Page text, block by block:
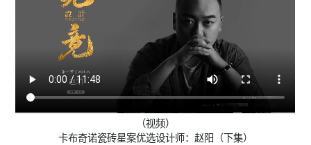
（视频）
卡布奇诺瓷砖星案优选设计师：赵阳（下集）